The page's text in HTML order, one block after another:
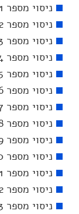
ניסוי מספר 11 – רתיחה על-ידי קירור
ניסוי מספר 12 – עירבוב נוזלים
ניסוי מספר 13 – קפה ב-4 שכבות
ניסוי מספר 14 – דרוג וזיהוי
ניסוי מספר 15 – חומרים במשפך מפריד
ניסוי מספר 16 – ניסוי בשני משפכים
ניסוי מספר 17 – ניסוי בפירות
ניסוי מספר 18 – "שקיות חמות וקרות"
ניסוי מספר 19 – כרומטוגרפיה על נייר
ניסוי מספר 20 – מחימום ויבוש לשקילה
ניסוי מספר 21 – תגובה בשקית
ניסוי מספר 22 – הכימיה "עובדת"!
ניסוי מספר 23 – צבעי מאכל